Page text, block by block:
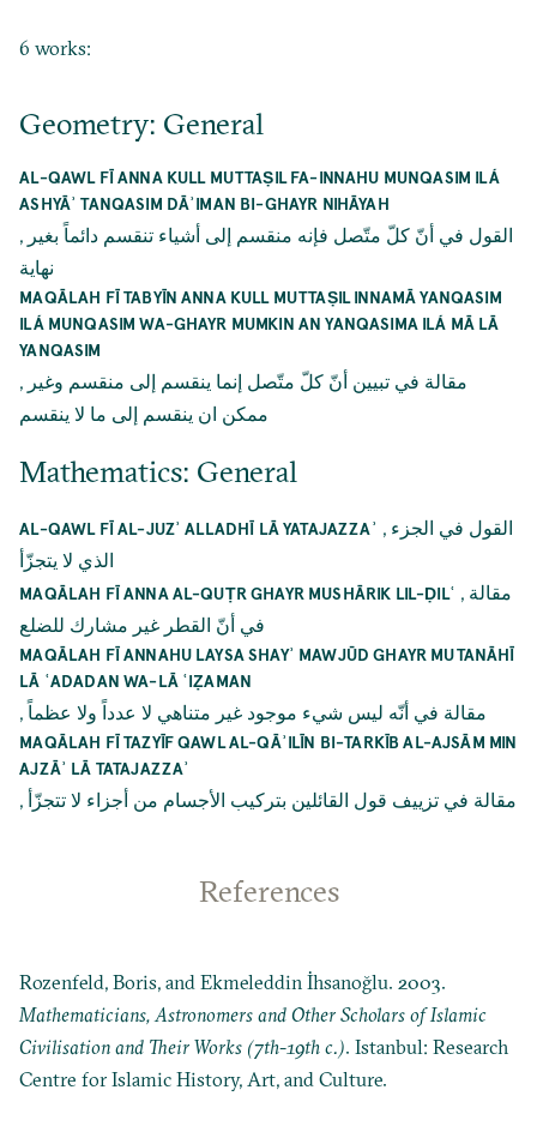
6 works:
Geometry: General
AL-QAWL FĪ ANNA KULL MUTTAṢIL FA-INNAHU MUNQASIM ILÁ
ASHYĀʾ TANQASIM DĀʾIMAN BI-GHAYR NIHĀYAH
, القول في أنّ كلّ متّصل فإنه منقسم إلى أشياء تنقسم دائماً بغير
نهاية
MAQĀLAH FĪ TABYĪN ANNA KULL MUTTAṢIL INNAMĀ YANQASIM
ILÁ MUNQASIM WA-GHAYR MUMKIN AN YANQASIMA ILÁ MĀ LĀ
YANQASIM
, مقالة في تبيين أنّ كلّ متّصل إنما ينقسم إلى منقسم وغير
ممكن ان ينقسم إلى ما لا ينقسم
Mathematics: General
AL-QAWL FĪ AL-JUZʾ ALLADHĪ LĀ YATAJAZZAʾ , القول في الجزء
الذي لا يتجزّأ
MAQĀLAH FĪ ANNA AL-QUṬR GHAYR MUSHĀRIK LIL-ḌILʿ , مقالة
في أنّ القطر غير مشارك للضلع
MAQĀLAH FĪ ANNAHU LAYSA SHAYʾ MAWJŪD GHAYR MUTANĀHĪ
LĀ ʿADADAN WA-LĀ ʿIẒAMAN
,مقالة في أنّه ليس شيء موجود غير متناهي لا عدداً ولا عظماً
MAQĀLAH FĪ TAZYĪF QAWL AL-QĀʾILĪN BI-TARKĪB AL-AJSĀM MIN
AJZĀʾ LĀ TATAJAZZAʾ
, مقالة في تزييف قول القائلين بتركيب الأجسام من أجزاء لا تتجزّأ
References
Rozenfeld, Boris, and Ekmeleddin İhsanoğlu. 2003.
Mathematicians, Astronomers and Other Scholars of Islamic
Civilisation and Their Works (7th-19th c.). Istanbul: Research
Centre for Islamic History, Art, and Culture.